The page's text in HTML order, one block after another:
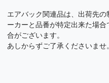
エアバック関連品は、出荷先
ーカーと品番が特定出来た場
合がございます。
あしからずご了承くださいませ